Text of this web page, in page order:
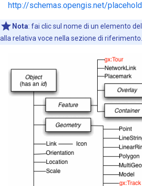
http://schemas.opengis.net/
Nota: fai clic sul nome di un elemento
alla relativa voce nella sezione di riferimento.